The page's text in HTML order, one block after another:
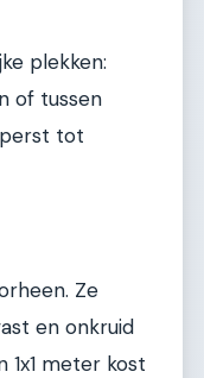
plekken:
of tussen
tot
Ze
en onkruid
1x1 meter kost